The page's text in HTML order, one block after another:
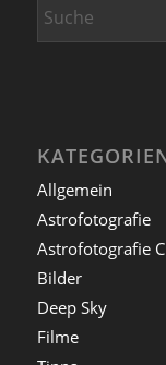
Allgemein
Astrofotografie
Astrofotografie
Bilder
Deep Sky
Filme